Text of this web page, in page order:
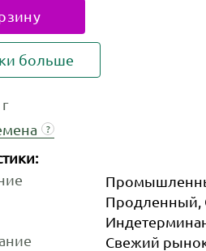
больше
?
Продленный,
Свежий